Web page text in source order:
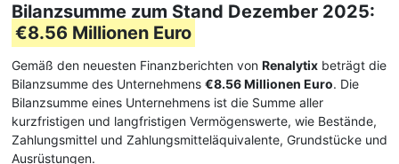
Bilanzsumme zum Stand Dezember 2025:
€8.56 Millionen Euro
Gemäß den neuesten Finanzberichten von Renalytix beträgt die
Bilanzsumme des Unternehmens €8.56 Millionen Euro. Die
Bilanzsumme eines Unternehmens ist die Summe aller
kurzfristigen und langfristigen Vermögenswerte, wie Bestände,
Zahlungsmittel und Zahlungsmitteläquivalente, Grundstücke und
Ausrüstungen.